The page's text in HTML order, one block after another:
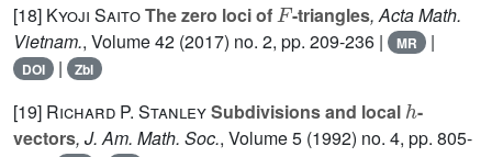
[18] Kyoji SaitoThe zero loci of -triangles, Acta Math.
Vietnam., Volume 42 (2017) no. 2, pp. 209-236 | MR |
DOI | Zbl
[19] Richard P. StanleySubdivisions and local
-
vectors, J. Am. Math. Soc., Volume 5 (1992) no. 4, pp. 805-